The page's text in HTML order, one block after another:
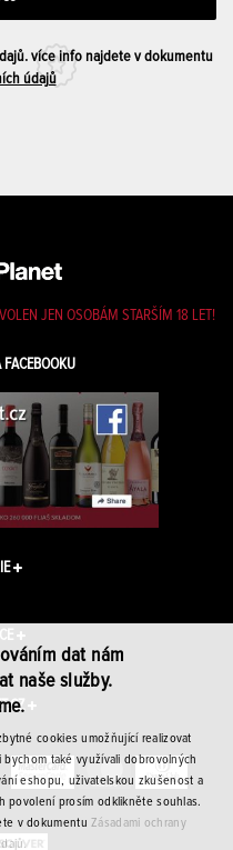
více info najdete v dokumentu
údajů
JEN OSOBÁM STARŠÍM 18 LET!
dat nám
naše služby.
cookies umožňující realizovat
také využívali dobrovolných
eshopu, uživatelskou zkušenost a
povolení prosím odklikněte souhlas.
v dokumentuZásadami ochrany